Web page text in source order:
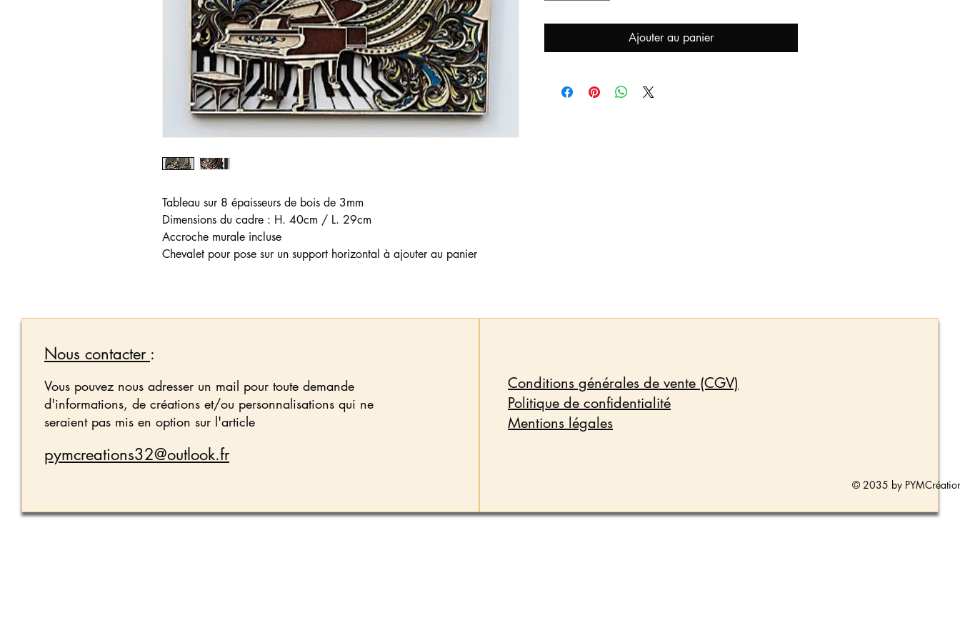
Tableau sur 8 épaisseurs de bois de 3mm
Dimensions du cadre : H. 40cm / L. 29cm
Accroche murale incluse
Chevalet pour pose sur un support horizontal à ajouter au panier
Ajouter au panier
Nous contacter :
Vous pouvez nous adresser un mail pour toute demande
d'informations, de créations et/ou personnalisations qui ne
seraient pas mis en option sur l'article
pymcreations32@outlook.fr
Conditions générales de vente (CGV)
Politique de confidentialité
Mentions légales
© 2035 by